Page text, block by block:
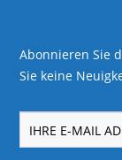
Abonnieren Sie
Sie keine